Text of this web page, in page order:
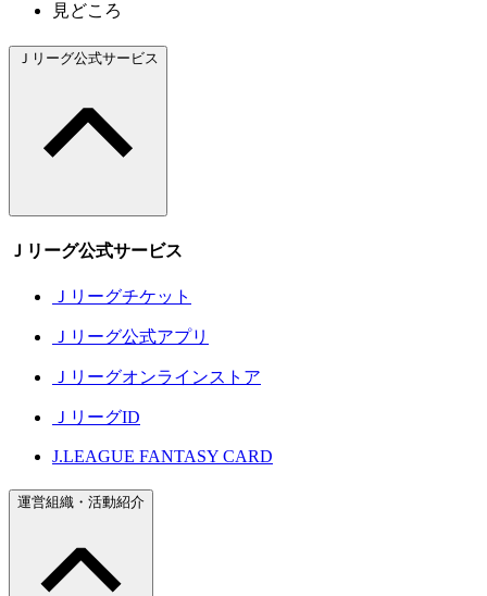
見どころ
Ｊリーグ公式サービス
Ｊリーグ公式サービス
Ｊリーグチケット
Ｊリーグ公式アプリ
Ｊリーグオンラインストア
ＪリーグID
J.LEAGUE FANTASY CARD
運営組織・活動紹介